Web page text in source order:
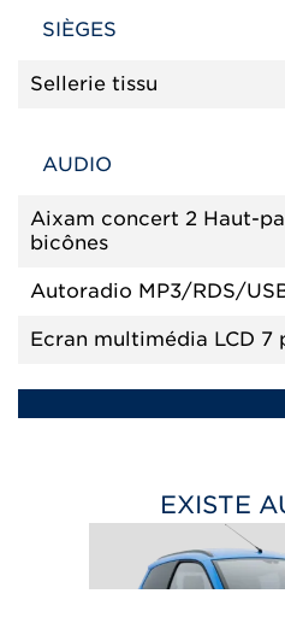
SIÈGES
Sellerie tissu
AUDIO
Aixam concert 2 Haut-
bicônes
Autoradio MP3/RDS/
Ecran multimédia LCD 7
EXISTE